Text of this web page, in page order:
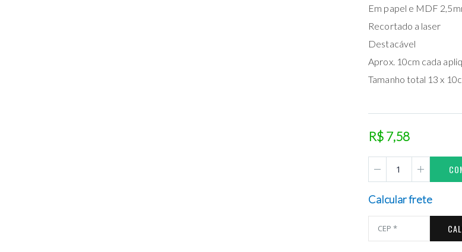
Em papel e MDF
Recortado a laser
Destacável
Aprox. 10cm cada
Tamanho total 13 x
R$ 7,58
Calcular frete